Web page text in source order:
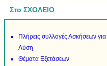
Στο ΣΧΟΛΕΙΟ
Πλήρεις συλλογές Ασκήσεων για
Λύση
Θέματα Εξετάσεων